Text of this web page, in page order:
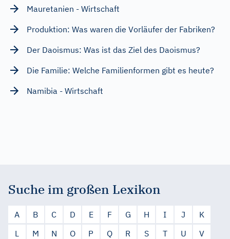
Mauretanien - Wirtschaft
Produktion: Was waren die Vorläufer der Fabriken?
Der Daoismus: Was ist das Ziel des Daoismus?
Die Familie: Welche Familienformen gibt es heute?
Namibia - Wirtschaft
Suche im großen Lexikon
A B C D E F G H I J
K
L
M N O P Q R S T U
V